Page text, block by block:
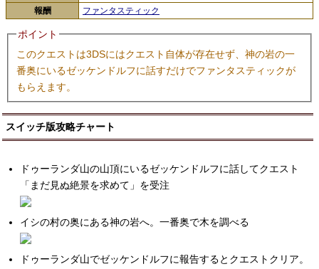
報酬
ファンタスティック
ポイント
このクエストは3DSにはクエスト自体が存在せず、神の岩の一
番奥にいるゼッケンドルフに話すだけでファンタスティックが
もらえます。
スイッチ版攻略チャート
ドゥーランダ山の山頂にいるゼッケンドルフに話してクエスト
「まだ見ぬ絶景を求めて」を受注
イシの村の奥にある神の岩へ。一番奥で木を調べる
ドゥーランダ山でゼッケンドルフに報告するとクエストクリア。